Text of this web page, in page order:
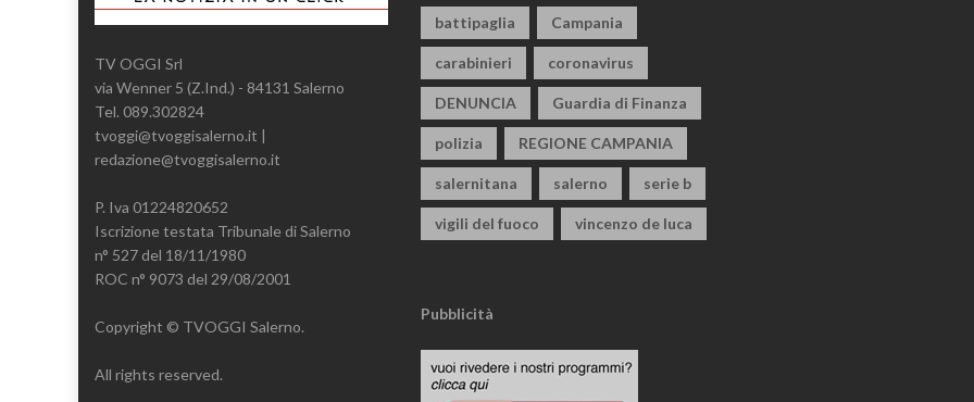
TV OGGI Srl
via Wenner 5 (Z.Ind.) - 84131 Salerno
Tel. 089.302824
tvoggi@tvoggisalerno.it |
redazione@tvoggisalerno.it
P. Iva 01224820652
Iscrizione testata Tribunale di Salerno
n° 527 del 18/11/1980
ROC n° 9073 del 29/08/2001
Copyright © TVOGGI Salerno.
All rights reserved.
battipaglia Campania
carabinieri coronavirus
DENUNCIA Guardia di Finanza
polizia REGIONE CAMPANIA
salernitana salerno serie b
vigili del fuoco vincenzo de luca
Pubblicità